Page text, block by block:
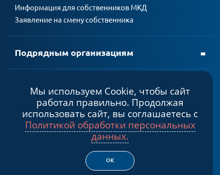
Информация для собственников МКД
Заявление на смену собственника
Подрядным организациям
Создание сайта – Старт Икс
© 2026, Некоммерческая организация «Фонд капитального
ремонта общего имущества в многоквартирных домах в
Политика конфиденциальности
Cогласие на обработку персональных данных
Мы используем Cookie, чтобы сайт
работал правильно. Продолжая
использовать сайт, вы соглашаетесь с
Политикой обработки персональных
данных.
ОК